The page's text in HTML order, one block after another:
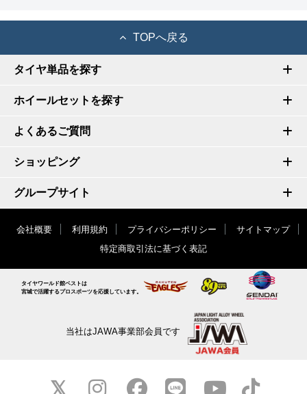
TOPへ戻る
タイヤ単品を探す
ホイールセットを探す
よくあるご質問
ショッピング
グループサイト
会社概要 利用規約 プライバシーポリシー
サイトマップ
特定商取引法に基づく表記
タイヤワールド館ベストは
宮城で活躍するプロスポーツを応援しています。
当社はJAWA事業部会員です